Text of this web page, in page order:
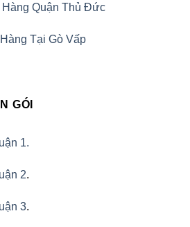
Quận Thủ Đức
Tại Gò Vấp
GÓI
1.
2.
3.